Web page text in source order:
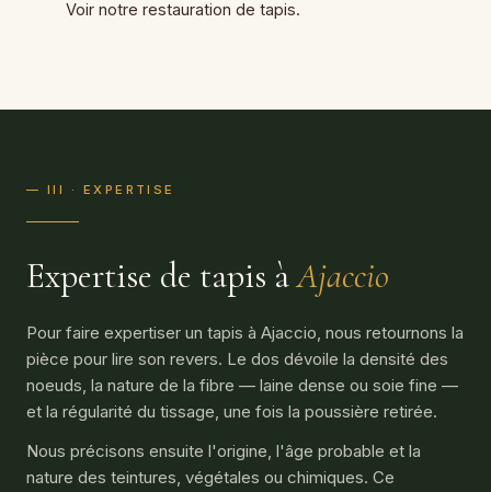
Voir notre restauration de tapis.
— III · EXPERTISE
Expertise de tapis àAjaccio
Pour faire expertiser un tapis à Ajaccio, nous retournons la
pièce pour lire son revers. Le dos dévoile la densité des
noeuds, la nature de la fibre — laine dense ou soie fine —
et la régularité du tissage, une fois la poussière retirée.
Nous précisons ensuite l'origine, l'âge probable et la
nature des teintures, végétales ou chimiques. Ce